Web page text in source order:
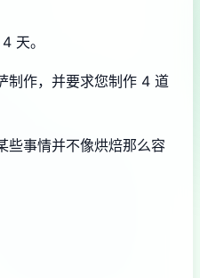
天。
制作，并要求您制作 4 道
些事情并不像烘焙那么容